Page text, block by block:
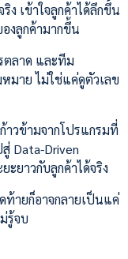
ง เข้าใจลูกค้าได้ลึกขึ้น
งลูกค้ามากขึ้น
ตลาด และทีม
มาย ไม่ใช่แค่ดูตัวเลข
าวข้ามจากโปรแกรมที่
Data-Driven
ยาวกับลูกค้าได้จริง
ท้ายก็อาจกลายเป็นแค่
รู้จบ